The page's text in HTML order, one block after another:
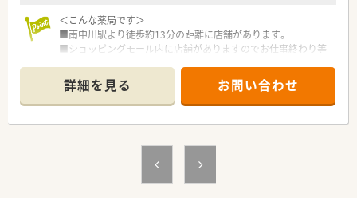
＜こんな薬局です＞
■南中川駅より徒歩約13分の距離に店舗があります。
■ショッピングモール内に店舗がありますのでお仕事終わり等
■薬剤師人数は常勤4名、パート1名です。
＜業務内容＞
■皮膚科をメインに広域を処方応需しています。
詳細を見る お問い合わせ